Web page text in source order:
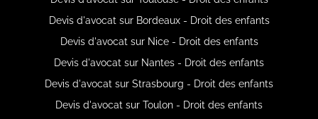
Devis d'avocat sur Bordeaux - Droit des enfants
Devis d'avocat sur Nice - Droit des enfants
Devis d'avocat sur Nantes - Droit des enfants
Devis d'avocat sur Strasbourg - Droit des enfants
Devis d'avocat sur Toulon - Droit des enfants